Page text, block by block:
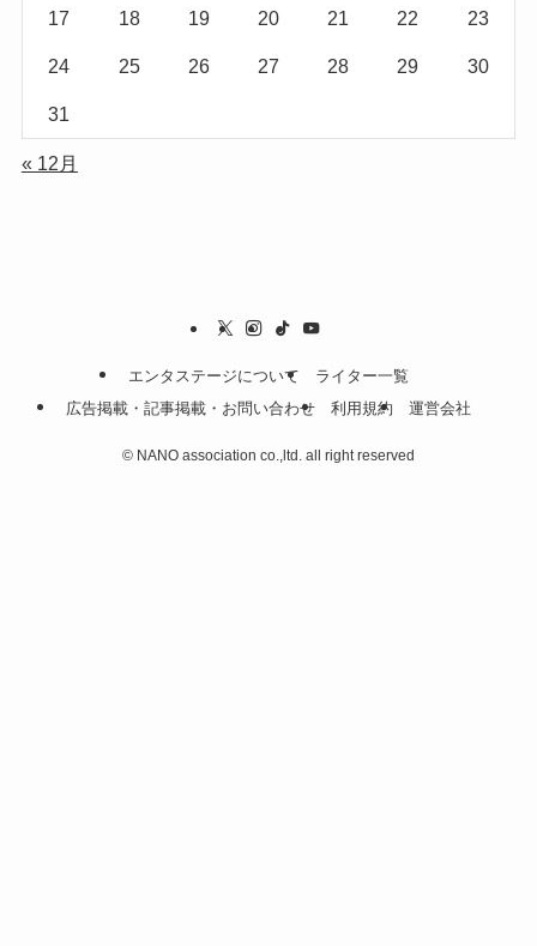
17 18 19 20 21 22 23
24 25 26 27 28 29 30
31
« 12月
エンタステージについて
ライター一覧
広告掲載・記事掲載・お問い合わせ
利用規約 運営会社
© NANO association co.,ltd. all right reserved